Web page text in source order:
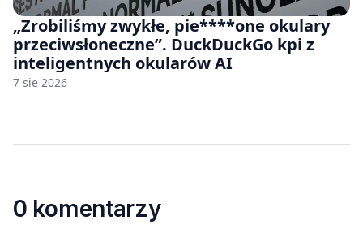
„Zrobiliśmy zwykłe, pie****one okulary
przeciwsłoneczne”. DuckDuckGo kpi z
inteligentnych okularów AI
7 sie 2026
0 komentarzy